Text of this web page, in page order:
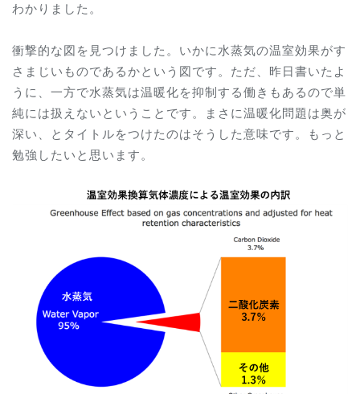
わかりました。
衝撃的な図を見つけました。いかに水蒸気の温室効果がす
さまじいものであるかという図です。ただ、昨日書いたよ
うに、一方で水蒸気は温暖化を抑制する働きもあるので単
純には扱えないということです。まさに温暖化問題は奥が
深い、とタイトルをつけたのはそうした意味です。もっと
勉強したいと思います。